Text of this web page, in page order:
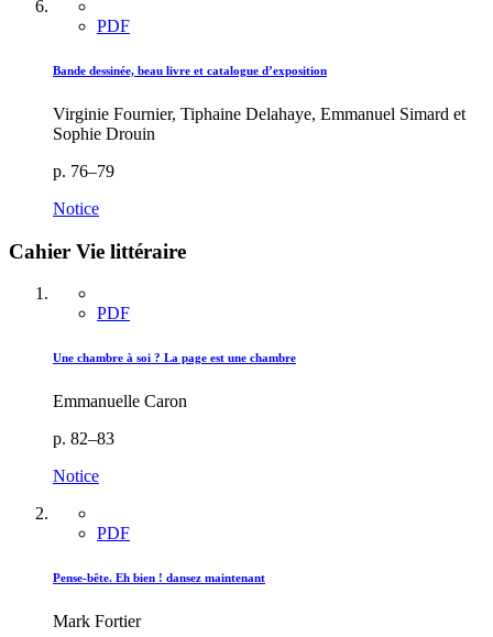
PDF
Bande dessinée, beau livre et catalogue d’exposition
Virginie Fournier, Tiphaine Delahaye, Emmanuel Simard et
Sophie Drouin
p. 76–79
Notice
Cahier Vie littéraire
PDF
Une chambre à soi ? La page est une chambre
Emmanuelle Caron
p. 82–83
Notice
PDF
Pense-bête. Eh bien ! dansez maintenant
Mark Fortier